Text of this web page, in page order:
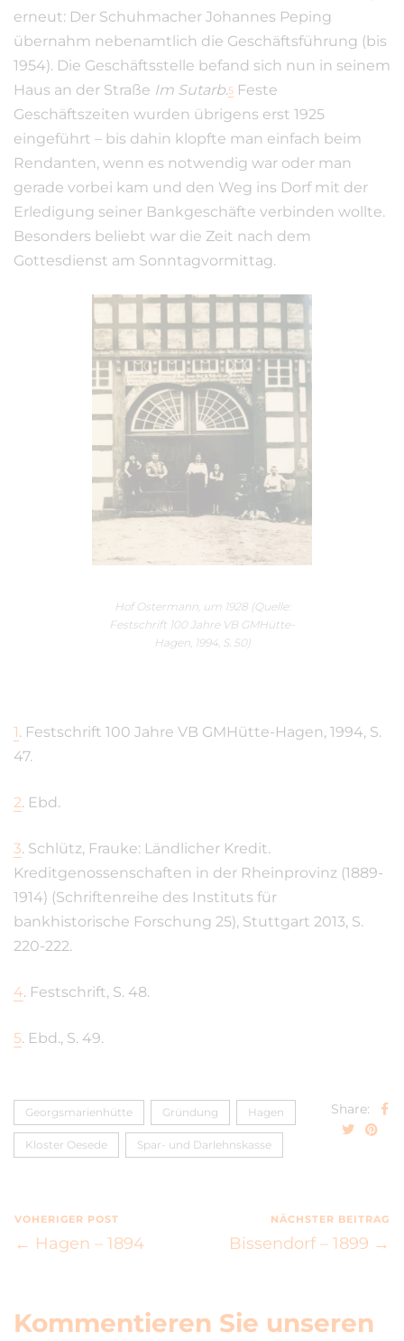
erneut: Der Schuhmacher Johannes Peping
übernahm nebenamtlich die Geschäftsführung (bis
1954). Die Geschäftsstelle befand sich nun in seinem
Haus an der Straße Im Sutarb.5 Feste
Geschäftszeiten wurden übrigens erst 1925
eingeführt – bis dahin klopfte man einfach beim
Rendanten, wenn es notwendig war oder man
gerade vorbei kam und den Weg ins Dorf mit der
Erledigung seiner Bankgeschäfte verbinden wollte.
Besonders beliebt war die Zeit nach dem
Gottesdienst am Sonntagvormittag.
Hof Ostermann, um 1928 (Quelle:
Festschrift 100 Jahre VB GMHütte-
Hagen, 1994, S. 50)
1. Festschrift 100 Jahre VB GMHütte-Hagen, 1994, S.
47.
2. Ebd.
3. Schlütz, Frauke: Ländlicher Kredit.
Kreditgenossenschaften in der Rheinprovinz (1889-
1914) (Schriftenreihe des Instituts für
bankhistorische Forschung 25), Stuttgart 2013, S.
220-222.
4. Festschrift, S. 48.
5. Ebd., S. 49.
Georgsmarienhütte Gründung Hagen
Kloster Oesede Spar- und Darlehnskasse
Share:
VOHERIGER POST
← Hagen – 1894
NÄCHSTER BEITRAG
Bissendorf – 1899 →
Kommentieren Sie unseren